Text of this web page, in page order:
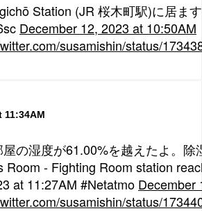
Station (JR 桜木町駅)に居ま
December 12, 2023 at 10:50AM
susamishin/status/
11:34AM
の湿度が61.00%を越えたよ。除
Room - Fighting Room station
at 11:27AM #Netatmo December
susamishin/status/